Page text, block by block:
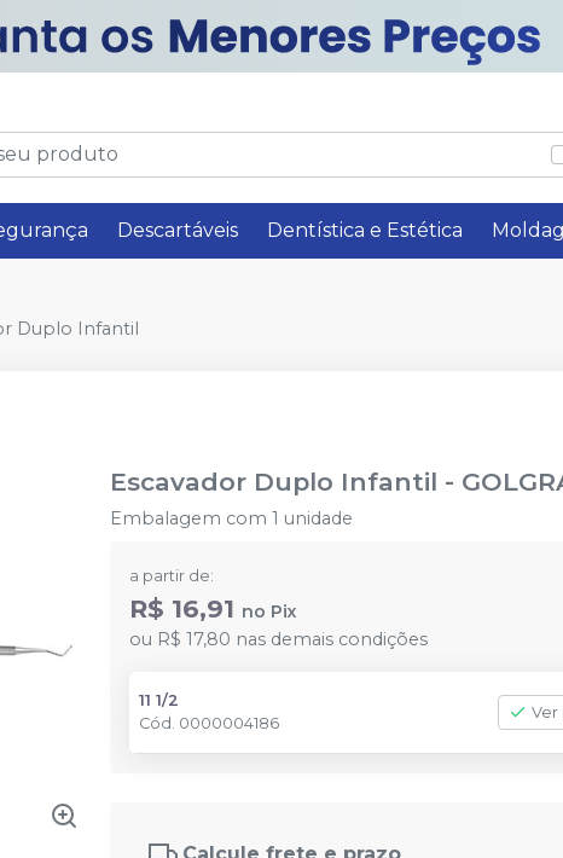
Descartáveis Dentística e Estética
Duplo Infantil
Escavador Duplo Infantil -
Embalagem com 1 unidade
a partir de:
R$ 16,91 no Pix
ou R$ 17,80 nas demais condições
11 1/2
Cód. 0000004186
Ver